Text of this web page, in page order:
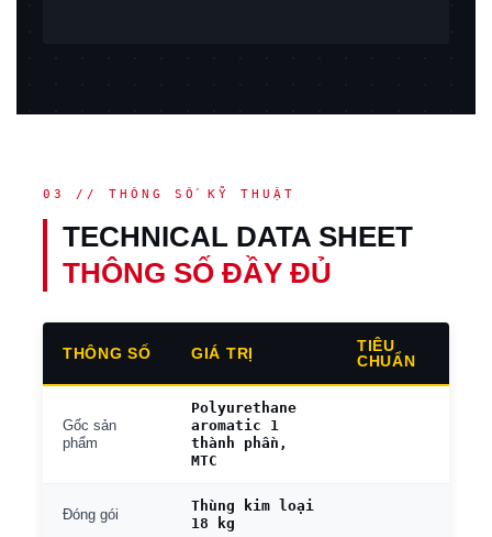
03 // THÔNG SỐ KỸ THUẬT
TECHNICAL DATA SHEET
THÔNG SỐ ĐẦY ĐỦ
THÔNG SỐ GIÁ TRỊ
TIÊU
CHUẨN
Gốc sản
phẩm
Polyurethane
aromatic 1
thành phần,
MTC
Đóng gói
Thùng kim loại
18 kg